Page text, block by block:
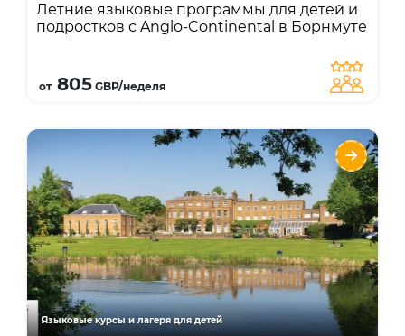
Летние языковые программы для детей и
подростков с Anglo-Continental в Борнмуте
от805 GBP/неделя
Языковые курсы и лагеря для детей
Летние языковые программы с TASIS
England в Лондоне
Курсы
Языки
Язык + спорт
Язык + отдых
Язык + искусство
Интенсивный курс